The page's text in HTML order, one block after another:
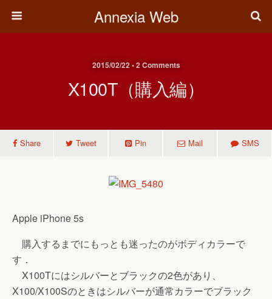
Annexia Web
2015/02/22 • 2 Comments
X100T（購入編）
Share Tweet Pin Mail SMS
Apple iPhone 5s
購入するまでにもっとも迷ったのがボディカラーで
す．
X100Tにはシルバーとブラックの2色があり、
X100/X100Sのときはシルバーが通常カラーでブラック